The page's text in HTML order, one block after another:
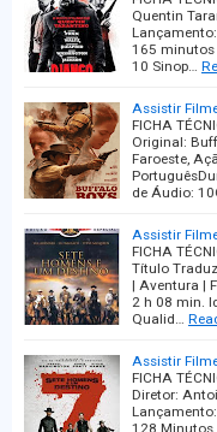
Quentin
165 minutos
10 Sinop…
Assistir
FICHA
Original:
Faroeste,
de Áudio:
Assistir
FICHA
Título
| Aventura |
2 h 08 min.
Qualid…
Assistir
FICHA
Diretor:
128 Minutos